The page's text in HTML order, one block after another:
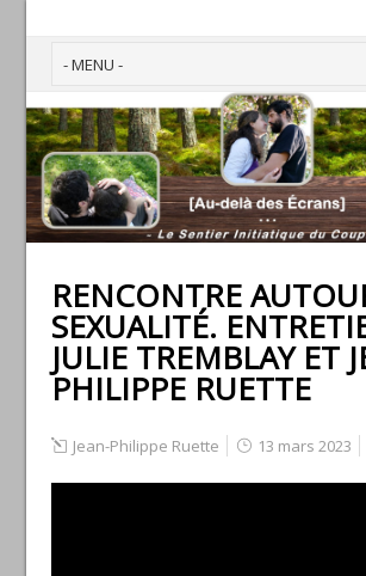
RENCONTRE
SEXUALITÉ.
JULIE TREMBLAY ET
PHILIPPE RUETTE
Jean-Philippe Ruette 13 mars 2023